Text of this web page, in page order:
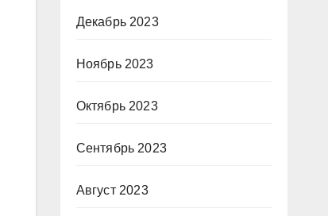
Декабрь 2023
Ноябрь 2023
Октябрь 2023
Сентябрь 2023
Август 2023